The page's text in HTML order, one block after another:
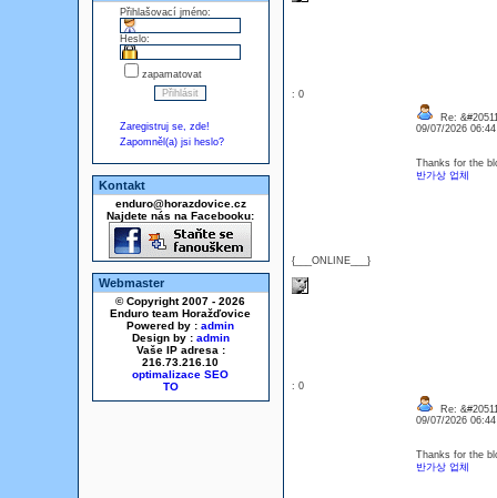
Přihlašovací jméno:
Heslo:
zapamatovat
Zaregistruj se, zde!
Zapomněl(a) jsi heslo?
Kontakt
enduro@horazdovice.cz
Najdete nás na Facebooku:
Webmaster
© Copyright 2007 - 2026
Enduro team Horažďovice
Powered by : admin
Design by : admin
Vaše IP adresa :
216.73.216.10
optimalizace SEO
: 0
{___ONLINE___}
Re:
09/07/2026
Thanks for the
반가상 업체
: 0
Re:
09/07/2026
Thanks for the
반가상 업체